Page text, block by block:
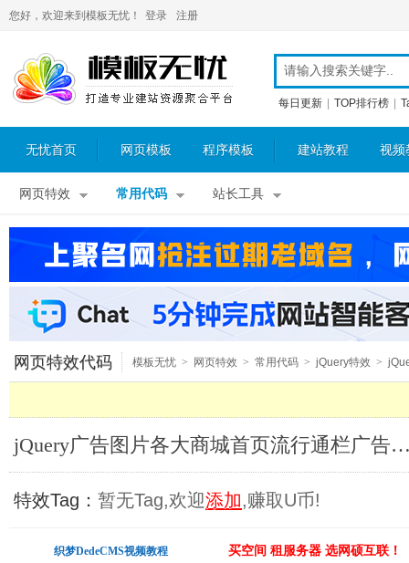
您好，欢迎来到模板无忧！ 登录 注册
每日更新 TOP排行榜
无忧首页 网页模板 程序模板 建站教程 视频
网页特效 常用代码 站长工具
网页特效代码 模板无忧 > 网页特效 > 常用代码 > jQuery特效 >
图片特效 > jQuery广告效果 >
jQuery广告图片各大商城首页流行通栏广告
特效Tag： 暂无Tag,欢迎添加,赚取U币!
织梦DedeCMS视频教程 买空间 租服务器 选网硕互联！